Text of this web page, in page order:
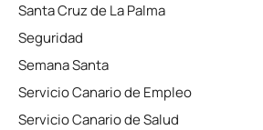
Santa Cruz de La Palma
Seguridad
Semana Santa
Servicio Canario de Empleo
Servicio Canario de Salud